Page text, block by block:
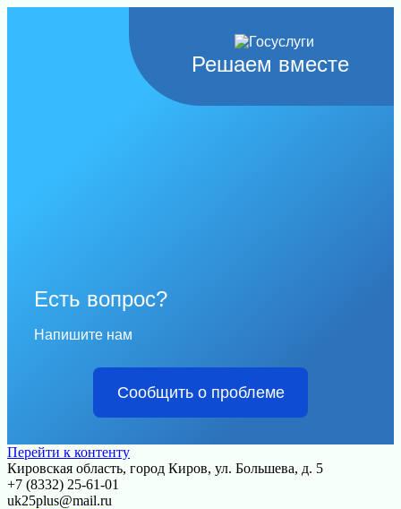
Решаем вместе
Есть вопрос?
Напишите нам
Сообщить о проблеме
Перейти к контенту
Кировская область, город Киров, ул. Большева, д. 5
+7 (8332) 25-61-01
uk25plus@mail.ru